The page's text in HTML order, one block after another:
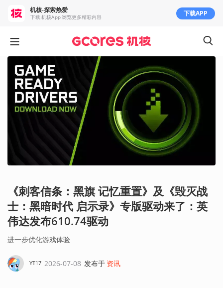
《刺客信条：黑旗 记忆重置》及《毁灭战
士：黑暗时代 启示录》专版驱动来了：英
伟达发布610.74驱动
进一步优化游戏体验
YT17 2026-07-08 发布于 资讯
机核-探索热爱
下载 机核App 浏览更多精彩内容 下载APP